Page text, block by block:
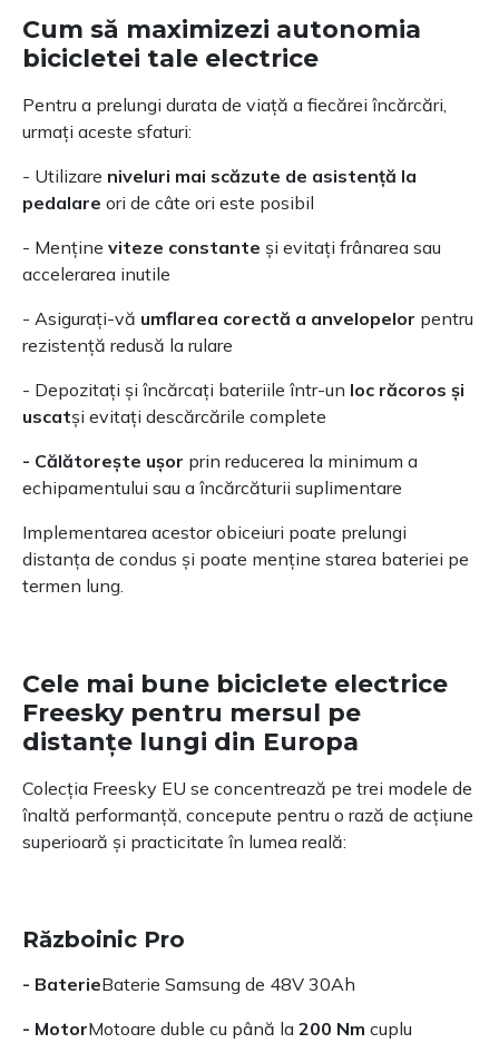
Cum să maximizezi autonomia
bicicletei tale electrice
Pentru a prelungi durata de viață a fiecărei încărcări,
urmați aceste sfaturi:
- Utilizare niveluri mai scăzute de asistență la
pedalare ori de câte ori este posibil
- Menține viteze constante și evitați frânarea sau
accelerarea inutile
- Asigurați-vă umflarea corectă a anvelopelor pentru
rezistență redusă la rulare
- Depozitați și încărcați bateriile într-un loc răcoros și
uscatși evitați descărcările complete
- Călătorește ușor prin reducerea la minimum a
echipamentului sau a încărcăturii suplimentare
Implementarea acestor obiceiuri poate prelungi
distanța de condus și poate menține starea bateriei pe
termen lung.
Cele mai bune biciclete electrice
Freesky pentru mersul pe
distanțe lungi din Europa
Colecția Freesky EU se concentrează pe trei modele de
înaltă performanță, concepute pentru o rază de acțiune
superioară și practicitate în lumea reală:
Războinic Pro
- BaterieBaterie Samsung de 48V 30Ah
- MotorMotoare duble cu până la 200 Nm cuplu